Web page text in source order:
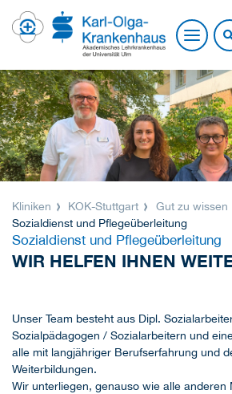
Kliniken KOK-Stuttgart Gut zu wissen
Sozialdienst und Pflegeüberleitung
Sozialdienst und Pflegeüberleitung
WIR HELFEN IHNEN
Unser Team besteht aus Dipl.
Sozialpädagogen / Sozialarbeitern und
alle mit langjähriger Berufserfahrung und
Weiterbildungen.
Wir unterliegen, genauso wie alle anderen